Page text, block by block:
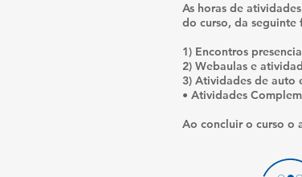
As horas de
do curso, da seguinte
1) Encontros
2) Webaulas e
3) Atividades de
• Atividades
Ao concluir o curso o